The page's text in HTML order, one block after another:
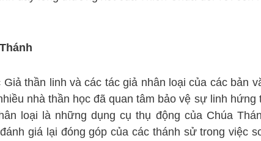
thần linh và các tác giả nhân loại của các bản
nhà thần học đã quan tâm bảo vệ sự linh hứng
loại là những dụng cụ thụ động của Chúa
giá lại đóng góp của các thánh sử trong việc